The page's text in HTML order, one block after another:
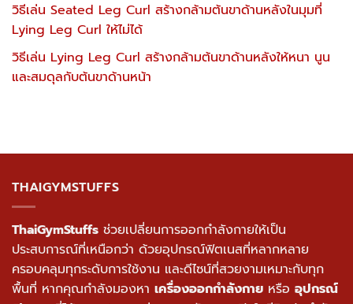
วิธีเล่น Seated Leg Curl สร้างกล้ามต้นขาด้านหลังในมุมที่
Lying Leg Curl ให้ไม่ได้
วิธีเล่น Lying Leg Curl สร้างกล้ามต้นขาด้านหลังให้หนา นูน
และสมดุลกับต้นขาด้านหน้า
THAIGYMSTUFFS
ThaiGymStuffs ช่วยเปลี่ยนการออกกำลังกายให้เป็น
ประสบการณ์ที่เหนือกว่า ด้วยอุปกรณ์ฟิตเนสที่หลากหลาย
ครอบคลุมทุกระดับการใช้งาน และดีไซน์ที่สวยงามเหมาะกับทุก
พื้นที่ หากคุณกำลังมองหา เครื่องออกกำลังกาย หรือ อุปกรณ์